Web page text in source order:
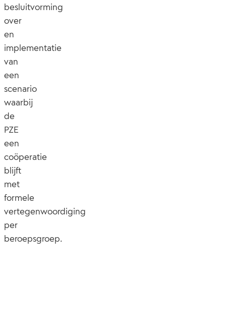
besluitvorming
over
en
implementatie
van
een
scenario
waarbij
de
PZE
een
coöperatie
blijft
met
formele
vertegenwoordiging
per
beroepsgroep.